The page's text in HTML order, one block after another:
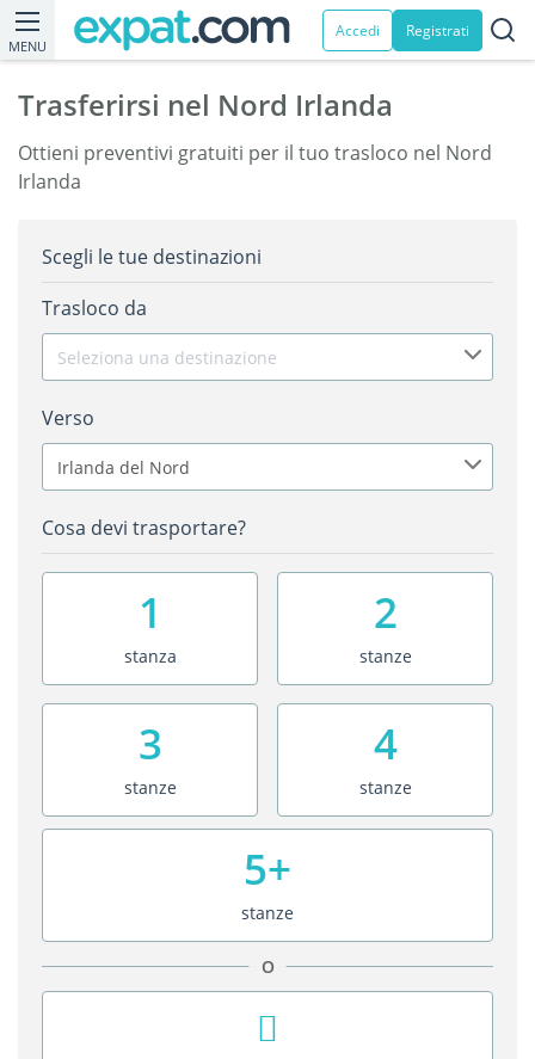
MENU
Accedi Registrati
Trasferirsi nel Nord Irlanda
Ottieni preventivi gratuiti per il tuo trasloco nel Nord
Irlanda
Scegli le tue destinazioni
Trasloco da
Seleziona una destinazione
Verso
Irlanda del Nord
Cosa devi trasportare?
1
stanza
2
stanze
3
stanze
4
stanze
5+
stanze
O